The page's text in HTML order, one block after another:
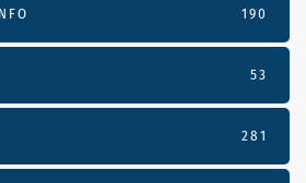
190
53
281